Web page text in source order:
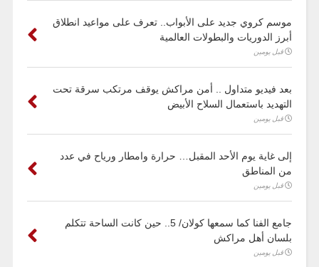
موسم كروي جديد على الأبواب.. تعرف على مواعيد انطلاق
أبرز الدوريات والبطولات العالمية
قبل يومين
بعد فيديو متداول .. أمن مراكش يوقف مرتكب سرقة تحت
التهديد باستعمال السلاح الأبيض
قبل يومين
إلى غاية يوم الأحد المقبل… حرارة وامطار ورياح في عدد
من المناطق
قبل يومين
جامع الفنا كما سمعها كولان/ 5.. حين كانت الساحة تتكلم
بلسان أهل مراكش
قبل يومين